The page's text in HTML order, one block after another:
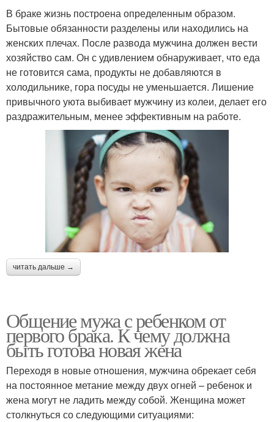
В браке жизнь построена определенным образом.
Бытовые обязанности разделены или находились на
женских плечах. После развода мужчина должен вести
хозяйство сам. Он с удивлением обнаруживает, что еда
не готовится сама, продукты не добавляются в
холодильнике, гора посуды не уменьшается. Лишение
привычного уюта выбивает мужчину из колеи, делает его
раздражительным, менее эффективным на работе.
читать дальше →
Общение мужа с ребенком от
первого брака. К чему должна
быть готова новая жена
Переходя в новые отношения, мужчина обрекает себя
на постоянное метание между двух огней – ребенок и
жена могут не ладить между собой. Женщина может
столкнуться со следующими ситуациями: